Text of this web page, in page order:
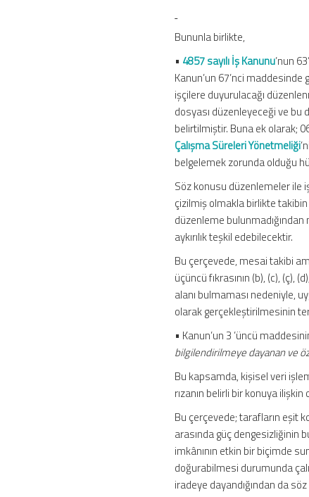
Bununla birlikte,
• 4857 sayılı İş Kanunu’nun
Kanun’un 67’nci
işçilere duyurulacağı
dosyası düzenleyeceği ve bu
belirtilmiştir. Buna ek olarak;
Çalışma Süreleri Yönetmeliği
belgelemek zorunda olduğu
Söz konusu düzenlemeler ile
çizilmiş olmakla birlikte
düzenleme
aykırılık teşkil edebilecektir.
Bu çerçevede, mesai takibi
üçüncü fıkrasının (b), (c),
alanı bulmaması nedeniyle,
olarak gerçekleştirilmesinin
• Kanun’un 3 ’üncü
bilgilendirilmeye dayanan ve
Bu kapsamda, kişisel veri
rızanın belirli bir konuya
Bu çerçevede; tarafların eşit
arasında güç dengesizliğinin
imkânının etkin bir biçimde
doğurabilmesi durumunda
iradeye dayandığından da